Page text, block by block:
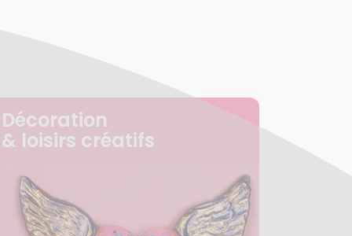
Décoration
& loisirs créatifs